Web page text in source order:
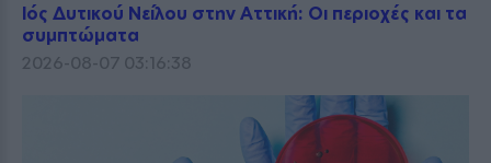
Ιός Δυτικού Νείλου στην Αττική: Οι περιοχές και τα
συμπτώματα
2026-08-07 03:16:38